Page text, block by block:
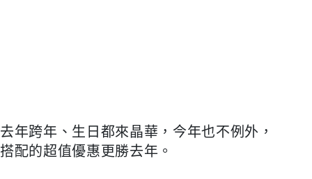
去年跨年、生日都來晶華，今年也不例外，
搭配的超值優惠更勝去年。